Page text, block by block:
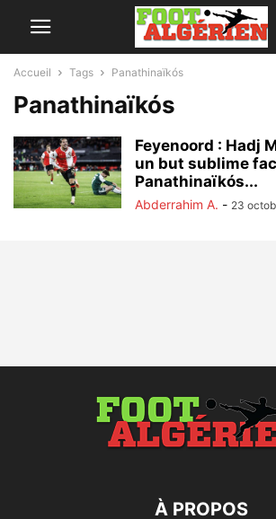
Accueil Tags Panathinaïkós
Panathinaïkós
Feyenoord : Hadj
un but sublime
Panathinaïkós...
Abderrahim A. - 23
À PROPOS